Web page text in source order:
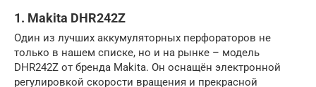
1. Makita DHR242Z
Один из лучших аккумуляторных перфораторов не
только в нашем списке, но и на рынке – модель
DHR242Z от бренда Makita. Он оснащён электронной
регулировкой скорости вращения и прекрасной